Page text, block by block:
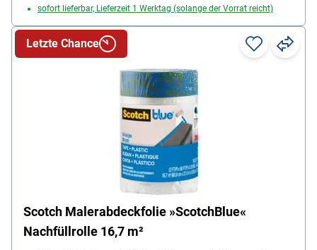
sofort lieferbar, Lieferzeit 1 Werktag (solange der Vorrat reicht)
Scotch Malerabdeckfolie »ScotchBlue«
Nachfüllrolle 16,7 m²
Letzte Chance